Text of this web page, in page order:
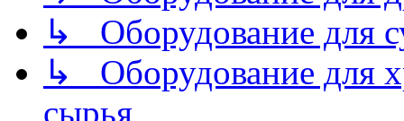
↳ Оборудование для
↳ Оборудование для
сырья